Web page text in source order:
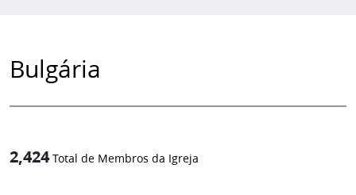
Bulgária
2,424 Total de Membros da Igreja